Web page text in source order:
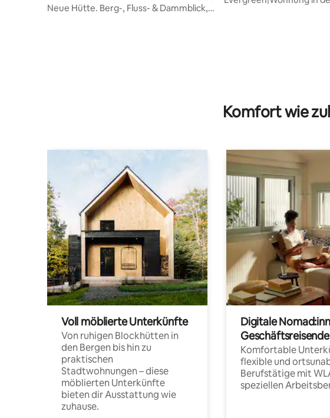
Neue Hütte. Berg-, Fluss- & Dammblick,
Komfort wie
Voll möblierte Unterkünfte
Von ruhigen Blockhütten in
den Bergen bis hin zu
praktischen
Stadtwohnungen – diese
möblierten Unterkünfte
bieten dir Ausstattung wie
zuhause.
Digitale
Geschäftsreisende
Komfortable
flexible und
Berufstätige mit
speziellen